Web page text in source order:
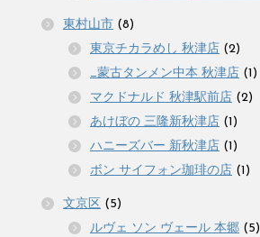
東村山市 (8)
東京チカラめし 秋津店 (2)
_蒙古タンメン中本 秋津店 (1)
マクドナルド 秋津駅前店 (2)
あけぼの 三隆新秋津店 (1)
ハニーズバー 新秋津店 (1)
ボン サイフォン珈琲の店 (1)
文京区 (5)
ルヴェ ソン ヴェール 本郷 (5)